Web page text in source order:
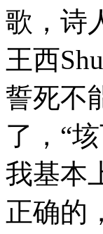
歌，诗
王西
誓死不
了，“
我基本
正确的